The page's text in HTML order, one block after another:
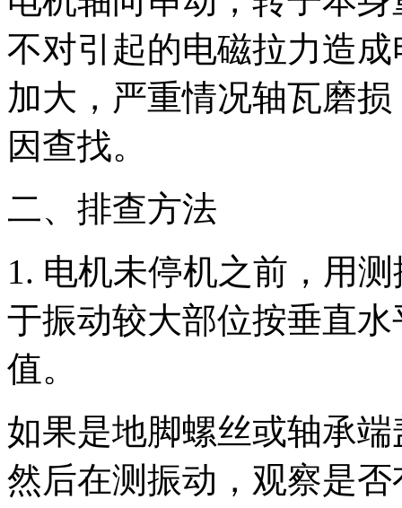
不对引起的电磁拉力造
加大，严重情况轴瓦磨
因查找。
二、排查方法
1. 电机未停机之前，用
于振动较大部位按垂直
值。
如果是地脚螺丝或轴承
然后在测振动，观察是